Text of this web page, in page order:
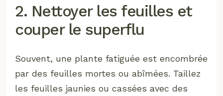
2. Nettoyer les feuilles et
couper le superflu
Souvent, une plante fatiguée est encombrée
par des feuilles mortes ou abîmées. Taillez
les feuilles jaunies ou cassées avec des